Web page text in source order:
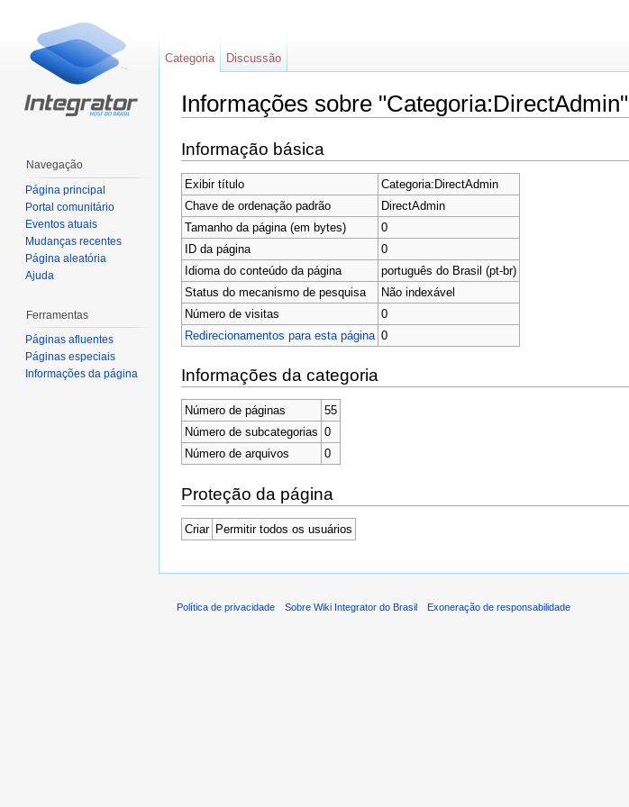
Informações sobre "Categoria:DirectAdmin"
Informação básica
Exibir título
Categoria:DirectAdmin
Chave de ordenação padrão
DirectAdmin
Tamanho da página (em bytes)
0
ID da página
0
Idioma do conteúdo da página
português do Brasil (pt-br)
Status do mecanismo de pesquisa
Não indexável
Número de visitas
0
Redirecionamentos para esta página 0
Informações da categoria
Número de páginas
55
Número de subcategorias 0
Número de arquivos
0
Proteção da página
Criar Permitir todos os usuários
Categoria Discussão
Navegação
Página principal
Portal comunitário
Eventos atuais
Mudanças recentes
Página aleatória
Ajuda
Ferramentas
Páginas afluentes
Páginas especiais
Informações da página
Política de privacidade Sobre Wiki Integrator do Brasil Exoneração de responsabilidade